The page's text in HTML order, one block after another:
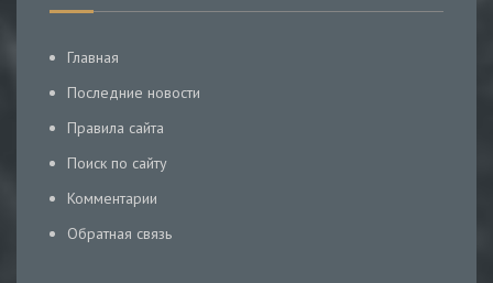
Главная
Последние новости
Правила сайта
Поиск по сайту
Комментарии
Обратная связь